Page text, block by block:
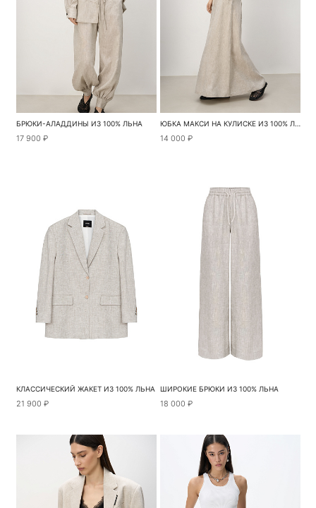
БРЮКИ-АЛАДДИНЫ ИЗ 100% ЛЬНА
17 900 ₽
ЮБКА МАКСИ НА КУЛИСКЕ ИЗ 100% ЛЬНА
14 000 ₽
КЛАССИЧЕСКИЙ ЖАКЕТ ИЗ 100% ЛЬНА
21 900 ₽
ШИРОКИЕ БРЮКИ ИЗ 100% ЛЬНА
18 000 ₽